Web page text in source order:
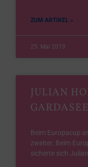
ZUM ARTIKEL »
25. Mai 2019
JULIAN
Beim Europacup
zweiter. Beim
sicherte sich